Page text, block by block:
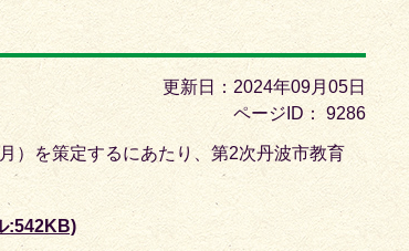
更新日：2024年09月05日
ページID：
9286
）を策定するにあたり、第2次丹波市教育
:542KB)
の
イ